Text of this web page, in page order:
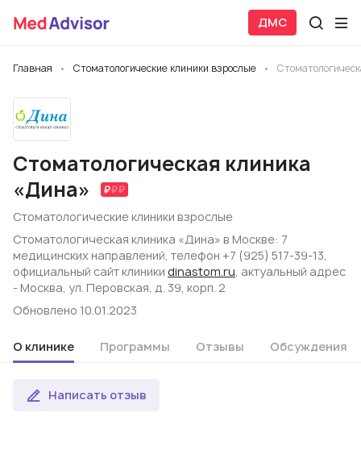
ДМС
Главная Стоматологические клиники взрослые
Стоматологическая клиника
«Дина»
Стоматологические клиники взрослые
Стоматологическая клиника «Дина» в Москве: 7
медицинских направлений, телефон +7 (925) 517-39-13,
официальный сайт клиники dinastom.ru, актуальный адрес
- Москва, ул. Перовская, д. 39, корп. 2
Обновлено 10.01.2023
О клинике Программы Отзывы Обсуждения
Написать отзыв